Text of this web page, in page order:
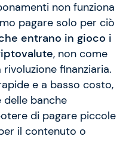
non funziona
pagare solo per ciò
entrano in gioco i
, non come
finanziaria.
e a basso costo,
banche
di pagare piccole
il contenuto o